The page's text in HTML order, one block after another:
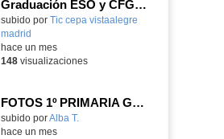
Graduación ESO y CFGB 2026
subido por Tic cepa vistaalegre
madrid
hace un mes
148visualizaciones
FOTOS 1º PRIMARIA GONZALO DE BERCEO
subido porAlba T.
hace un mes